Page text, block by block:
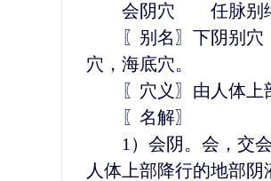
会阴穴 任脉别络
〖别名〗下阴别穴
穴，海底穴。
〖穴义〗由人体上
〖名解〗
1）会阴。会，交会
人体上部降行的地部